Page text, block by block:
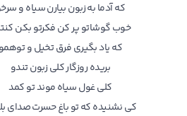
که آدما به زبون بیارن سیاه و
خوب گوشاتو پر کن فکرتو بکن
که یاد بگیری فرق تخیل و توهمو
بریده روزگار کلی زبون تندو
کلی غول سیاه موند تو کمد
کی نشنیده که تو باغ حسرت صدای